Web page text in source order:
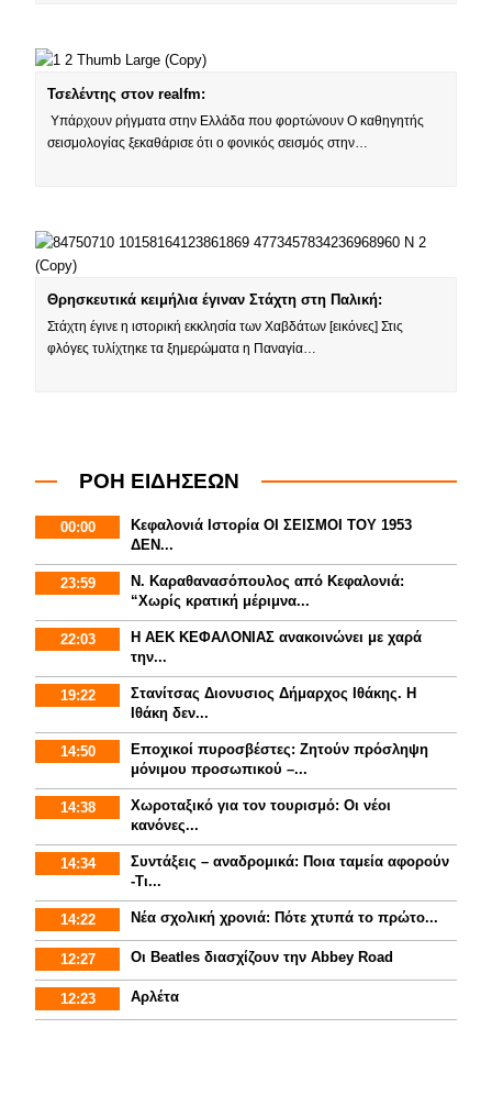
Τσελέντης στον realfm:
Υπάρχουν ρήγματα στην Ελλάδα που φορτώνουν Ο καθηγητής
σεισμολογίας ξεκαθάρισε ότι ο φονικός σεισμός στην…
Θρησκευτικά κειμήλια έγιναν Στάχτη στη Παλική:
Στάχτη έγινε η ιστορική εκκλησία των Χαβδάτων [εικόνες] Στις
φλόγες τυλίχτηκε τα ξημερώματα η Παναγία…
ΡΟΗ ΕΙΔΗΣΕΩΝ
00:00
Κεφαλονιά Ιστορία ΟΙ ΣΕΙΣΜΟΙ ΤΟΥ 1953
ΔΕΝ...
23:59
Ν. Καραθανασόπουλος από Κεφαλονιά:
“Χωρίς κρατική μέριμνα...
22:03
Η ΑΕΚ ΚΕΦΑΛΟΝΙΑΣ ανακοινώνει με χαρά
την...
19:22
Στανίτσας Διονυσιος Δήμαρχος Ιθάκης. Η
Ιθάκη δεν...
14:50
Εποχικοί πυροσβέστες: Ζητούν πρόσληψη
μόνιμου προσωπικού –...
14:38
Χωροταξικό για τον τουρισμό: Οι νέοι
κανόνες...
14:34
Συντάξεις – αναδρομικά: Ποια ταμεία αφορούν
-Τι...
14:22 Νέα σχολική χρονιά: Πότε χτυπά το πρώτο...
12:27 Οι Beatles διασχίζουν την Abbey Road
12:23 Αρλέτα